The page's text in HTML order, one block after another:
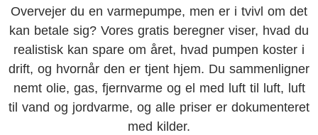
Overvejer du en varmepumpe, men er i tvivl om det
kan betale sig? Vores gratis beregner viser, hvad du
realistisk kan spare om året, hvad pumpen koster i
drift, og hvornår den er tjent hjem. Du sammenligner
nemt olie, gas, fjernvarme og el med luft til luft, luft
til vand og jordvarme, og alle priser er dokumenteret
med kilder.